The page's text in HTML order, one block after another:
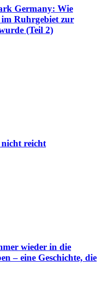
Germany: Wie
Ruhrgebiet zur
(Teil 2)
reicht
wieder in die
– eine Geschichte, die